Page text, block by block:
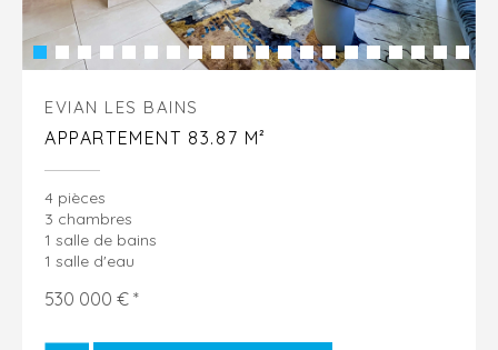
EVIAN LES BAINS
APPARTEMENT 83.87 M²
4 pièces
3 chambres
1 salle de bains
1 salle d'eau
530 000 € *